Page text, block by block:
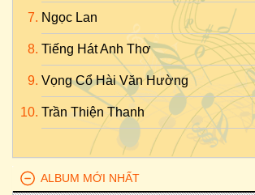
Ngọc Lan
Tiếng Hát Anh Thơ
Vọng Cổ Hài Văn Hường
Trần Thiện Thanh
ALBUM MỚI NHẤT